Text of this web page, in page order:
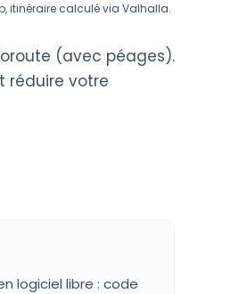
itinéraire calculé via Valhalla.
(avec péages).
réduire votre
logiciel libre : code